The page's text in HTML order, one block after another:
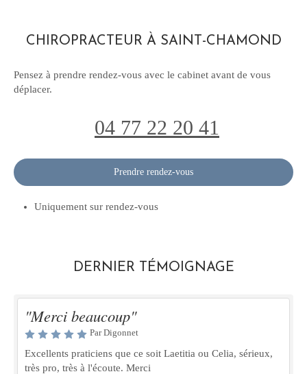
CHIROPRACTEUR À SAINT-CHAMOND
Pensez à prendre rendez-vous avec le cabinet avant de vous
déplacer.
04 77 22 20 41
Prendre rendez-vous
Uniquement sur rendez-vous
DERNIER TÉMOIGNAGE
"Merci beaucoup"
Par Digonnet
Excellents praticiens que ce soit Laetitia ou Celia, sérieux,
très pro, très à l'écoute. Merci